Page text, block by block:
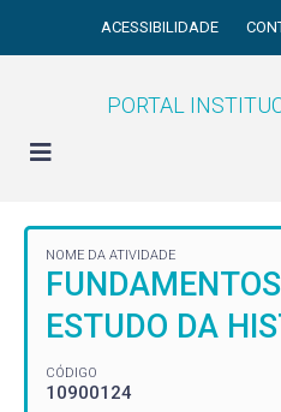
ACESSIBILIDADE
PORTAL
NOME DA ATIVIDADE
ESTUDO DA
CÓDIGO
10900124